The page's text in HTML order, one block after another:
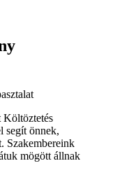
Költöztetés
segít önnek,
Szakembereink
mögött állnak